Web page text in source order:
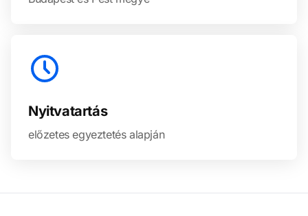
Nyitvatartás
előzetes egyeztetés alapján